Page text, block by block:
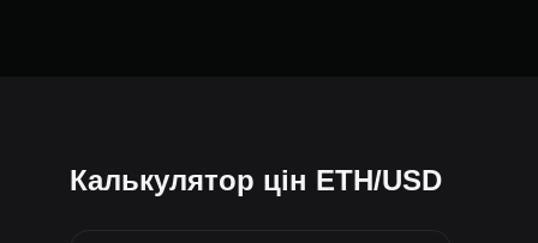
Калькулятор цін ETH/USD